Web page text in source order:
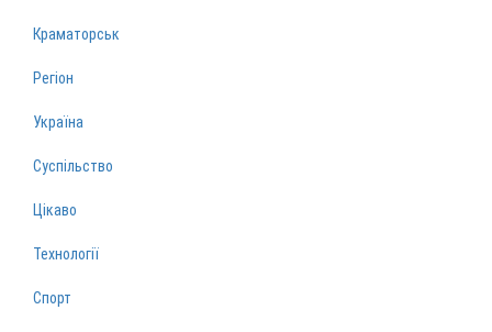
Краматорськ
Регіон
Україна
Суспільство
Цікаво
Технології
Спорт